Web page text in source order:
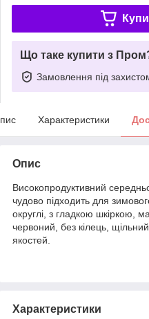
Що таке купити з
Замовлення під
Характеристики
Опис
Високопродуктивний
чудово підходить для
округлі, з гладкою шкіркою,
червоний, без кілець,
якостей.
Характеристики